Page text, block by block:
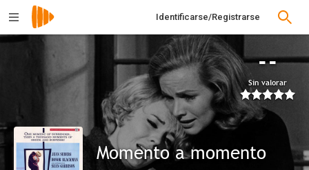
Identificarse/Registrarse
--
Sin valorar
Momento a momento